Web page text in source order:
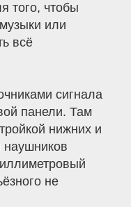
того, чтобы
или
всё
сигнала
панели. Там
нижних и
наушников
не